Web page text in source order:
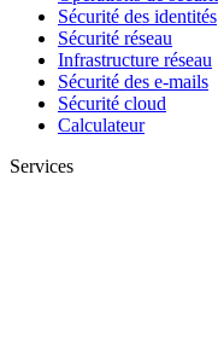
Sécurité des identités
Sécurité réseau
Infrastructure réseau
Sécurité des e-mails
Sécurité cloud
Calculateur
Services